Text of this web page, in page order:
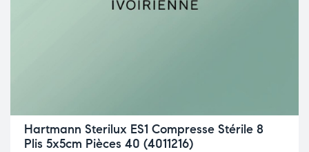
Hartmann Sterilux ES1 Compresse Stérile 8
Plis 5x5cm Pièces 40 (4011216)